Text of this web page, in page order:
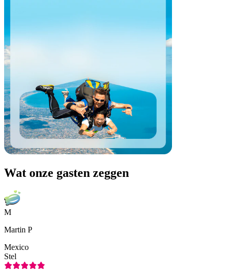
Wat onze gasten zeggen
M
Martin P
Mexico
Stel